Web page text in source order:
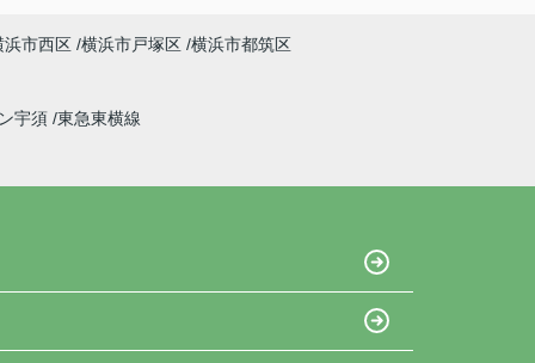
浜市西区 横浜市戸塚区 横浜市都筑区
宇須 東急東横線